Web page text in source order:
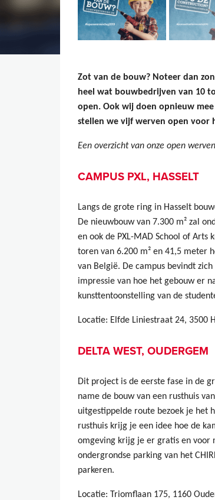
Zot van de bouw? Noteer dan
heel wat bouwbedrijven van 10
open. Ook wij doen opnieuw
stellen we vijf werven open voor
Een overzicht van onze open
CAMPUS PXL, HASSELT
Langs de grote ring in Hasselt
De nieuwbouw van 7.300 m² zal
en ook de PXL-MAD School of
toren van 6.200 m² en 41,5 meter
van België. De campus bevindt
impressie van hoe het gebouw er
kunsttentoonstelling van de
Locatie: Elfde Liniestraat 24, 3500
DELTA WEST, OUDERGEM
Dit project is de eerste fase in de
name de bouw van een rusthuis
uitgestippelde route bezoek je het
rusthuis krijg je een idee hoe de
omgeving krijg je er gratis en voor
ondergrondse parking van het
parkeren.
Locatie: Triomflaan 175, 1160